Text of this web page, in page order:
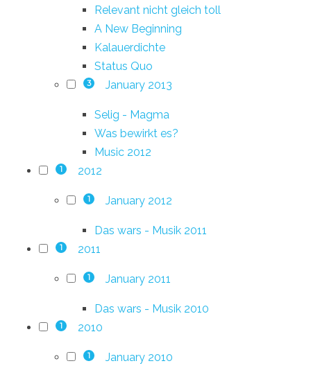
Relevant nicht gleich toll
A New Beginning
Kalauerdichte
Status Quo
3 January 2013
Selig - Magma
Was bewirkt es?
Music 2012
1 2012
1 January 2012
Das wars - Musik 2011
1 2011
1 January 2011
Das wars - Musik 2010
1 2010
1 January 2010